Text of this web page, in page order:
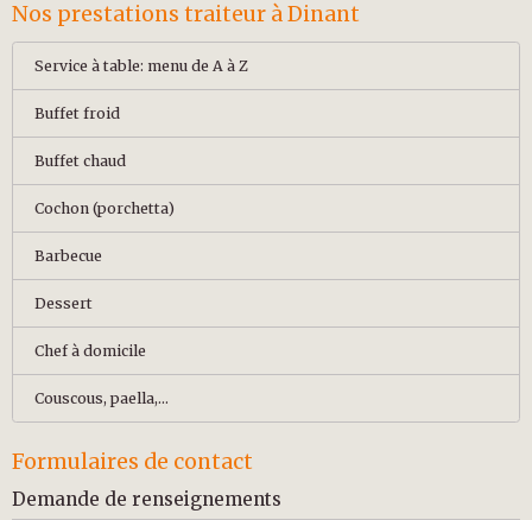
Nos prestations traiteur à Dinant
Service à table: menu de A à Z
Buffet froid
Buffet chaud
Cochon (porchetta)
Barbecue
Dessert
Chef à domicile
Couscous, paella,...
Formulaires de contact
Demande de renseignements